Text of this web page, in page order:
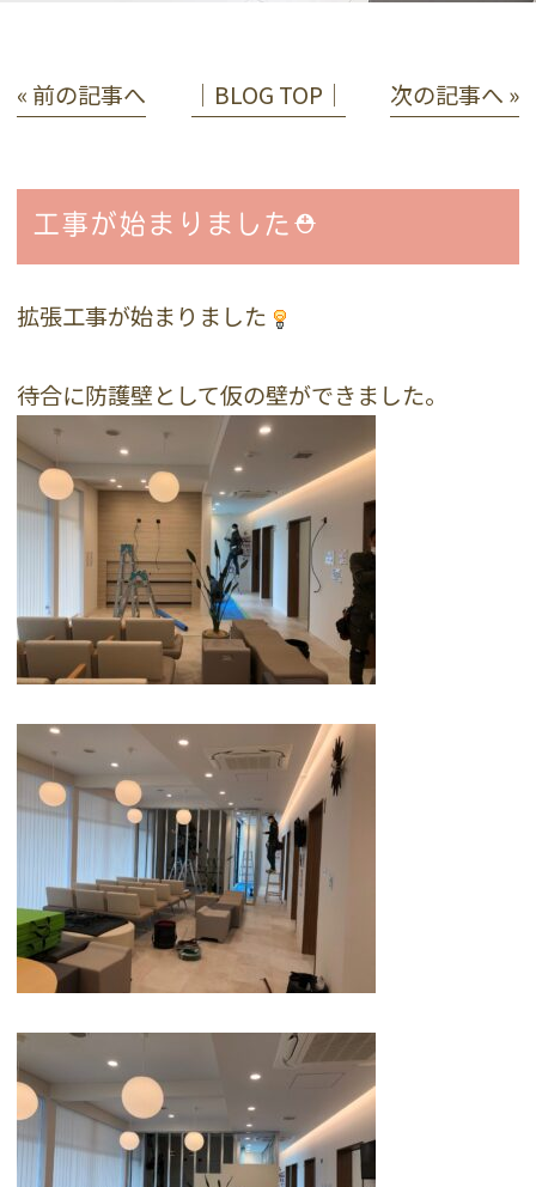
« 前の記事へ │BLOG TOP│ 次の記事へ »
工事が始まりました⛑
拡張工事が始まりました
待合に防護壁として仮の壁ができました。